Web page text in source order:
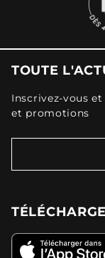
TOUTE
Inscrivez-vous
et promotions